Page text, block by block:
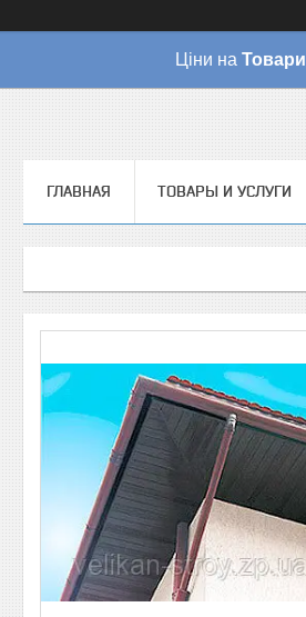
Ціни на Товари
ГЛАВНАЯ ТОВАРЫ И УСЛУГИ